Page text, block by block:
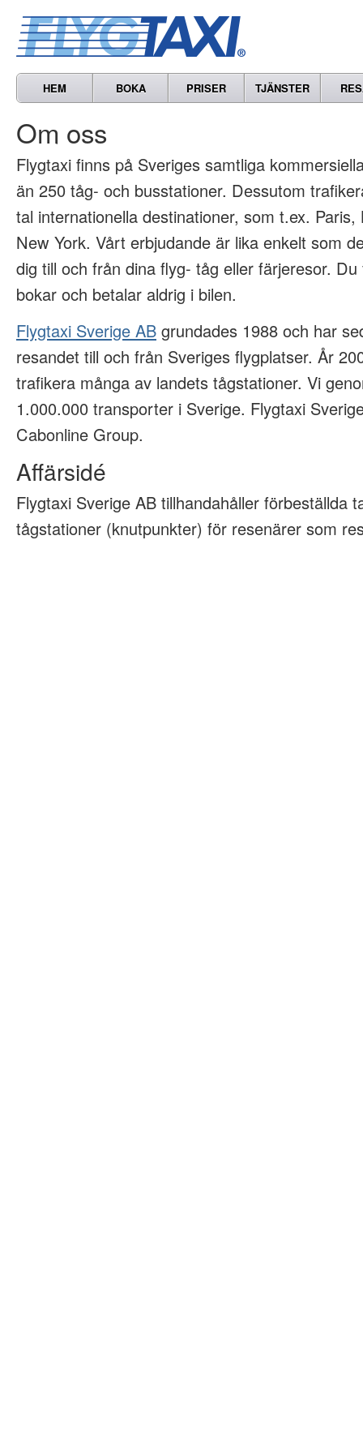
HEM BOKA PRISER TJÄNSTER
Om oss
Flygtaxi finns på Sveriges samtliga
än 250 tåg- och busstationer. Dessutom
tal internationella destinationer, som t.ex.
New York. Vårt erbjudande är lika enkelt som
dig till och från dina flyg- tåg eller färjeresor.
bokar och betalar aldrig i bilen.
Flygtaxi Sverige AB grundades 1988 och har
resandet till och från Sveriges flygplatser. År
trafikera många av landets tågstationer. Vi
1.000.000 transporter i Sverige. Flygtaxi
Cabonline Group.
Affärsidé
Flygtaxi Sverige AB tillhandahåller förbeställda
tågstationer (knutpunkter) för resenärer som